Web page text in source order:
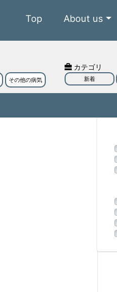
Top About us
その他の病気
カテゴリ
新着